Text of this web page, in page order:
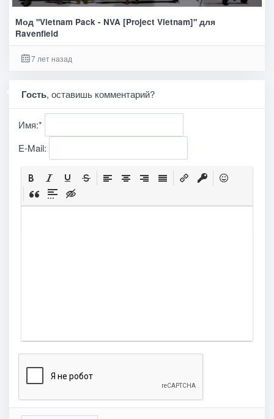
Мод "Vietnam Pack - NVA [Project Vietnam]" для
Ravenfield
7 лет назад
Гость, оставишь комментарий?
Имя:*
E-Mail: